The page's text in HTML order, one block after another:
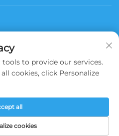
Աբոնացեք
Co., Ltd. Բոլոր իրավունքները
Սկսածքային POLITICY
to provide our services.
cookies, click Personalize
cookies
all